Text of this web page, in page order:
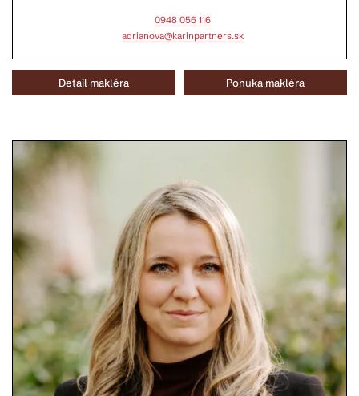
0948 056 116
adrianova@karinpartners.sk
Detail makléra Ponuka makléra